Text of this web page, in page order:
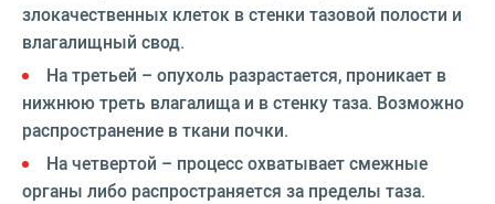
злокачественных клеток в стенки тазовой полости и
влагалищный свод.
На третьей – опухоль разрастается, проникает в
нижнюю треть влагалища и в стенку таза. Возможно
распространение в ткани почки.
На четвертой – процесс охватывает смежные
органы либо распространяется за пределы таза.